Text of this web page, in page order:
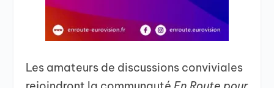
Les amateurs de discussions conviviales